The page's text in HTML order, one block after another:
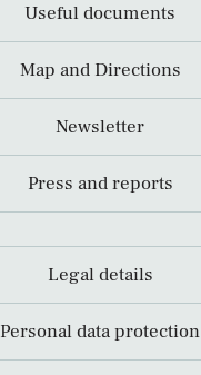
Useful documents
Map and Directions
Newsletter
Press and reports
Legal details
Personal data protection